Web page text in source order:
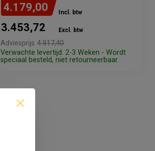
4.179,00 Incl. btw
3.453,72 Excl. btw
Adviesprijs 4.917,40
Verwachte levertijd: 2-3 Weken - Wordt
speciaal besteld, niet retourneerbaar.